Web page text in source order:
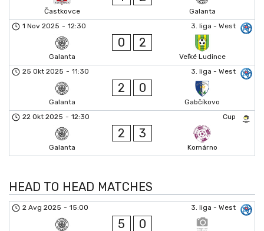
Častkovce
Galanta
3. liga - West
1 Nov 2025 - 12:30
Galanta
0 2
Veľké Ludince
3. liga - West
25 Okt 2025 - 11:30
Galanta
2 0
Gabčíkovo
Cup
22 Okt 2025 - 12:30
Galanta
2 3
Komárno
HEAD TO HEAD MATCHES
3. liga - West
2 Avg 2025 - 15:00
5 0